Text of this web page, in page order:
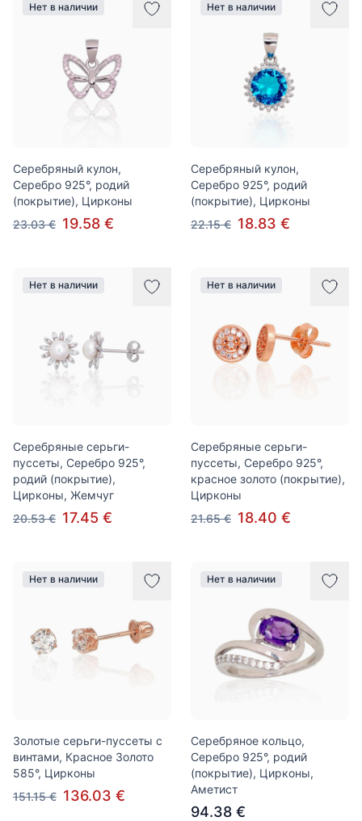
Нет в наличии
Серебряный кулон,
Серебро 925°, родий
(покрытие), Цирконы
23.03 € 19.58 €
Нет в наличии
Серебряный кулон,
Серебро 925°, родий
(покрытие), Цирконы
22.15 € 18.83 €
Нет в наличии
Серебряные серьги-
пуссеты, Серебро 925°,
родий (покрытие),
Цирконы, Жемчуг
20.53 € 17.45 €
Нет в наличии
Серебряные серьги-
пуссеты, Серебро 925°,
красное золото (покрытие),
Цирконы
21.65 € 18.40 €
Нет в наличии
Золотые серьги-пуссеты с
винтами, Красное Золото
585°, Цирконы
151.15 € 136.03 €
Нет в наличии
Серебряное кольцо,
Серебро 925°, родий
(покрытие), Цирконы,
Аметист
94.38 €